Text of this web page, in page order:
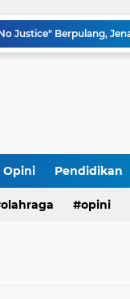
Opini Pendidikan
olahraga opini